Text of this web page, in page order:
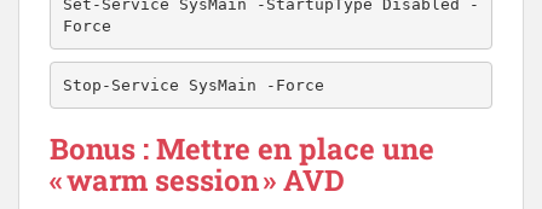
Set-Service SysMain -StartupType Disabled -
Force
Stop-Service SysMain -Force
Bonus : Mettre en place une
« warm session » AVD